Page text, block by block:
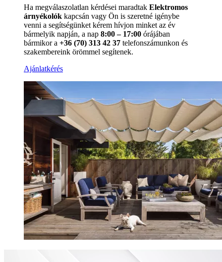
Ha megválaszolatlan kérdései maradtak Elektromos
árnyékolók kapcsán vagy Ön is szeretné igénybe
venni a segítségünket kérem hívjon minket az év
bármelyik napján, a nap 8:00 – 17:00 órájában
bármikor a +36 (70) 313 42 37 telefonszámunkon és
szakembereink örömmel segítenek.
Ajánlatkérés